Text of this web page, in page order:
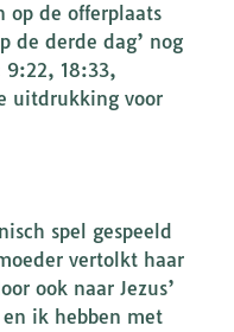
op de offerplaats
de derde dag’ nog
18:33,
uitdrukking voor
spel gespeeld
vertolkt haar
ook naar Jezus’
ik hebben met